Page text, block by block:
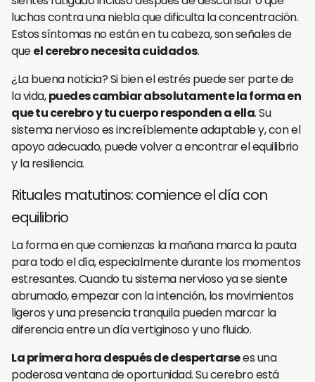
luchas contra una niebla que dificulta la concentración.
Estos síntomas no están en tu cabeza, son señales de
queel cerebro necesita cuidados.
¿La buena noticia? Si bien el estrés puede ser parte de
la vida,puedes cambiar absolutamente la forma en
que tu cerebro y tu cuerpo responden a ella. Su
sistema nervioso es increíblemente adaptable y, con el
apoyo adecuado, puede volver a encontrar el equilibrio
y la resiliencia.
Rituales matutinos: comience el día con
equilibrio
La forma en que comienzas la mañana marca la pauta
para todo el día, especialmente durante los momentos
estresantes. Cuando tu sistema nervioso ya se siente
abrumado, empezar con la intención, los movimientos
ligeros y una presencia tranquila pueden marcar la
diferencia entre un día vertiginoso y uno fluido.
La primera hora después de despertarsees una
poderosa ventana de oportunidad. Su cerebro está